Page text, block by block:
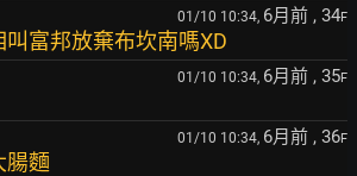
01/10 10:34, 6月前 , 34F
富邦放棄布坎南嗎XD
01/10 10:34, 6月前 , 35F
01/10 10:34, 6月前 , 36F
腸麵